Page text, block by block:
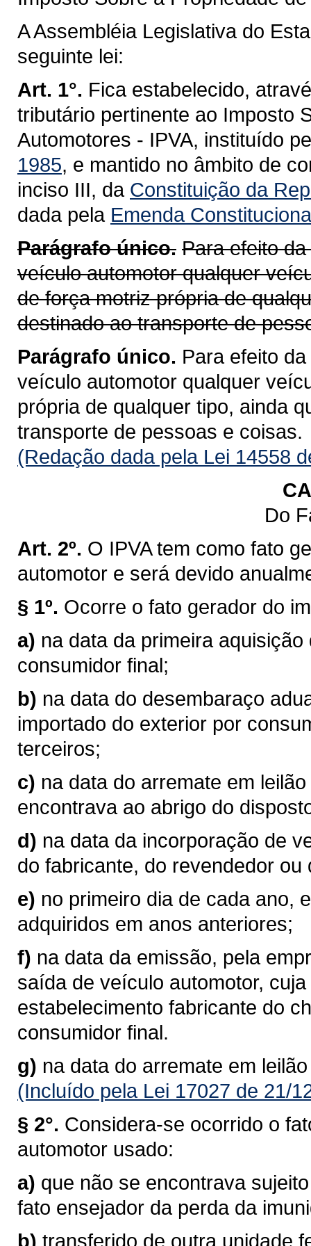
A Assembléia Legislativa do
seguinte lei:
Art. 1°. Fica estabelecido,
tributário pertinente ao Imposto
Automotores - IPVA, instituído
1985, e mantido no âmbito de
inciso III, da Constituição da
dada pela Emenda
Parágrafo único. Para efeito
veículo automotor qualquer
de força motriz própria de
destinado ao transporte de
Parágrafo único. Para efeito
veículo automotor qualquer
própria de qualquer tipo, ainda
transporte de pessoas e coisas.
(Redação dada pela Lei 14558
Do
Art. 2º. O IPVA tem como fato
automotor e será devido
§ 1º. Ocorre o fato gerador do
a) na data da primeira
consumidor final;
b) na data do desembaraço
importado do exterior por
terceiros;
c) na data do arremate em
encontrava ao abrigo do
d) na data da incorporação de
do fabricante, do revendedor ou
e) no primeiro dia de cada ano,
adquiridos em anos anteriores;
f) na data da emissão, pela
saída de veículo automotor,
estabelecimento fabricante do
consumidor final.
g) na data do arremate em
(Incluído pela Lei 17027 de 21/
§ 2°. Considera-se ocorrido o
automotor usado:
a) que não se encontrava
fato ensejador da perda da
b) transferido de outra unidade